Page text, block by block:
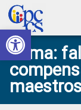
Abrir
Skip
to
primary
navigation
Skip
to
main
content
Skip
to
primary
sidebar
Skip
to
footer
Consejo
de
Construyendo
Poder
Ciudadano
Tema: